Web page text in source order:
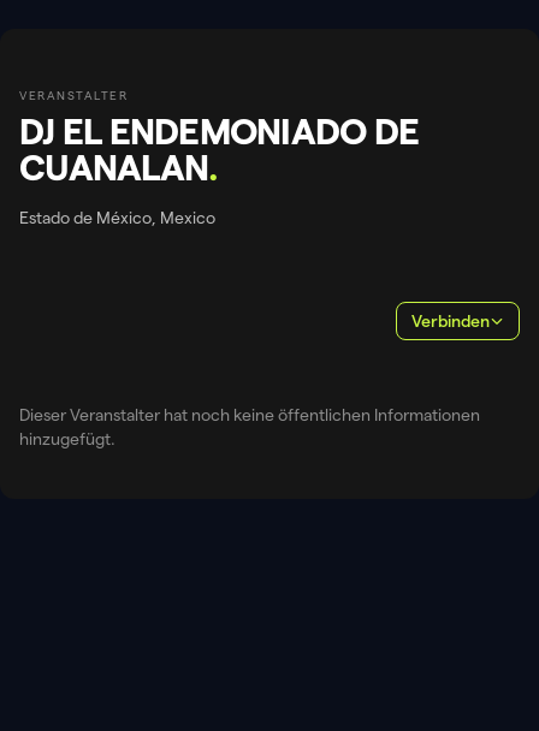
VERANSTALTER
DJ EL ENDEMONIADO DE
CUANALAN.
Estado de México, Mexico
Verbinden
Dieser Veranstalter hat noch keine öffentlichen Informationen
hinzugefügt.